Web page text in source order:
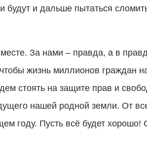
будут и дальше пытаться
За нами – правда, а в
жизнь миллионов граждан
стоять на защите прав и
нашей родной земли. От
году. Пусть всё будет